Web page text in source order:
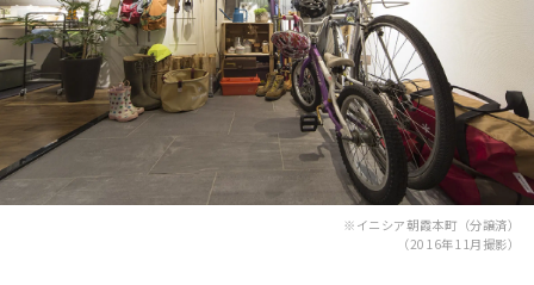
※イニシア朝霞本町（分譲済）
（2016年11月撮影）